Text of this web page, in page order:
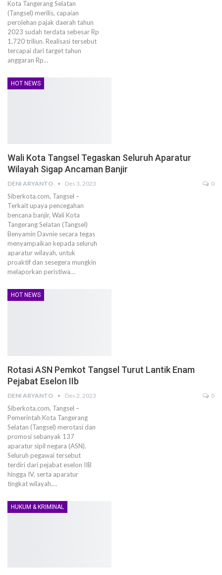
Kota Tangerang Selatan
(Tangsel) merilis, capaian
perolehan pajak daerah tahun
2023 sudah terdata sebesar Rp
1,720 triliun. Realisasi tersebut
tercapai dari target tahun
anggaran Rp…
HOT NEWS
Wali Kota Tangsel Tegaskan Seluruh Aparatur
Wilayah Sigap Ancaman Banjir
DENI ARYANTO Des 3, 2023 0
Siberkota.com, Tangsel –
Terkait upaya pencegahan
bencana banjir, Wali Kota
Tangerang Selatan (Tangsel)
Benyamin Davnie secara tegas
menyampaikan kepada seluruh
aparatur wilayah, untuk
proaktif dan sesegera mungkin
melaporkan peristiwa…
HOT NEWS
Rotasi ASN Pemkot Tangsel Turut Lantik Enam
Pejabat Eselon IIb
DENI ARYANTO Des 2, 2023 0
Siberkota.com, Tangsel –
Pemerintah Kota Tangerang
Selatan (Tangsel) merotasi dan
promosi sebanyak 137
aparatur sipil negara (ASN).
Seluruh pegawai tersebut
terdiri dari pejabat eselon IIB
hingga IV, serta aparatur
tingkat wilayah.…
HUKUM & KRIMINAL